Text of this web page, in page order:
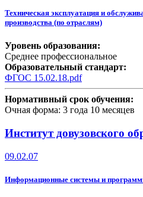
Техническая эксплуатация и
производства (по отраслям)
Уровень образования:
Среднее профессиональное
Образовательный стандарт:
ФГОС 15.02.18.pdf
Нормативный срок обучения:
Очная форма: 3 года 10 месяцев
Институт довузовского
09.02.07
Информационные системы и